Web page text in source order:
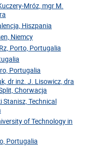
Mróz, mgr M.
Hiszpania
Niemcy
Porto, Portugalia
Portugalia
dr inż. J. Lisowicz, dra
Chorwacja
Stanisz, Technical
of Technology in
Portugalia